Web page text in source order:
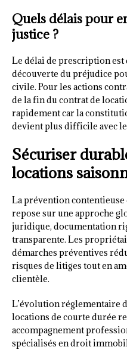
Quels délais pour
justice ?
Le délai de prescription est
découverte du préjudice
civile. Pour les actions
de la fin du contrat de
rapidement car la
devient plus difficile avec
Sécuriser
locations
La prévention contentieuse
repose sur une approche
juridique, documentation
transparente. Les
démarches préventives
risques de litiges tout en
clientèle.
L’évolution réglementaire
locations de courte durée
accompagnement
spécialisés en droit